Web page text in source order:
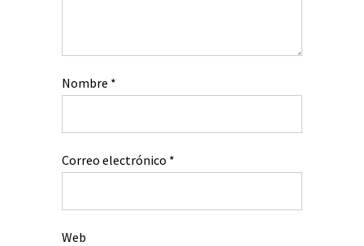
Nombre *
Correo electrónico *
Web